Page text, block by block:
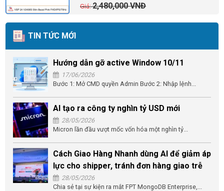
2,480,000VNĐ
TIN TỨC MỚI
Hướng dẫn gỡ active Window 10/11
17/06/2026
Bước 1: Mở CMD quyền Admin Bước 2: Nhập lệnh...
AI tạo ra công ty nghìn tỷ USD mới
28/05/2026
Micron lần đầu vượt mốc vốn hóa một nghìn tỷ...
Cách Giao Hàng Nhanh dùng AI để giảm áp
lực cho shipper, tránh đơn hàng giao trễ
28/05/2026
Chia sẻ tại sự kiện ra mắt FPT MongoDB Enterprise,...